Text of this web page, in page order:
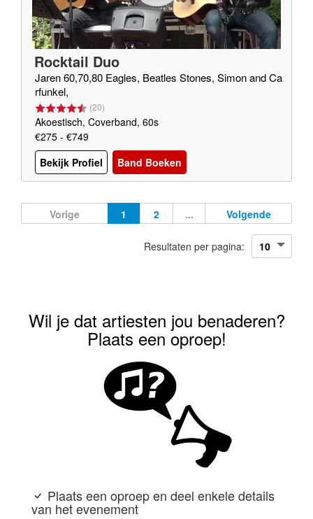
Rocktail Duo
Jaren 60,70,80 Eagles, Beatles Stones, Simon and Ca
rfunkel,
(20)
Akoestisch, Coverband, 60s
€275 - €749
Bekijk Profiel
Band Boeken
Vorige 1 2 ... Volgende
Resultaten per pagina:
Wil je dat artiesten jou benaderen?
Plaats een oproep!
Plaats een oproep en deel enkele details
van het evenement